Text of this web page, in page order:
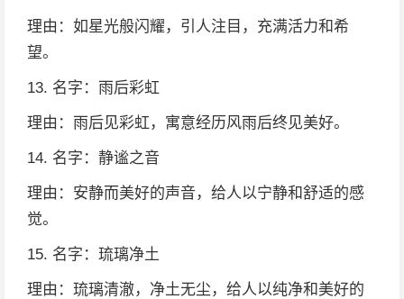
理由：如星光般闪耀，引人注目，充满活力和希
望。
13. 名字：雨后彩虹
理由：雨后见彩虹，寓意经历风雨后终见美好。
14. 名字：静谧之音
理由：安静而美好的声音，给人以宁静和舒适的感
觉。
15. 名字：琉璃净土
理由：琉璃清澈，净土无尘，给人以纯净和美好的